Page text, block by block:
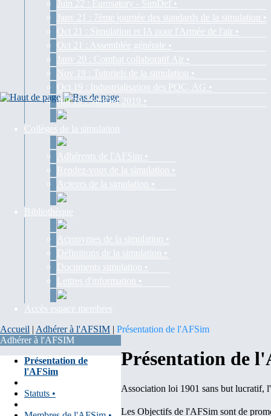
Juin 22 : Eurosatory - SimDef •
Janv 21 : 7ème journée des standards de la simulation •
Oct 21 : Simulation et IA pour l'Armée de l'air •
Oct 21 : Assemblée générale •
Janv 20 : Combat collaboratif Air •
Nov 19 : Tutoriels de la simulation •
Oct 19 : Industrialisation des POC, AG •
Juil 19 : SimDef 2019 •
Collèges de la simulation
Adhérents de l'AFSim •
Rendez-vous de la simulation •
Acteurs de la simulation •
Bibliothèque
Acronymes de la simulation •
Définitions de la simulation •
Documents simulation •
Lettres d'information •
Accès espace membres
Accueil | Adhérer à l'AFSIM | Présentation de l'AFSim
Adhérer à l'AFSIM
Présentation de
l'AFSim
Statuts •
Présentation de
Association loi 1901 sans but lucratif,
Les Objectifs de l'AFSim sont de